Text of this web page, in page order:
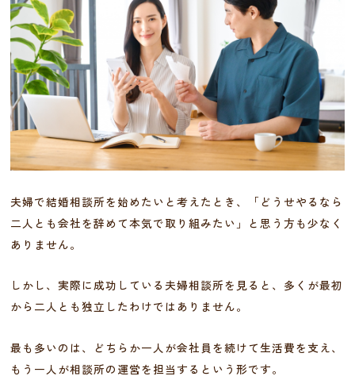
夫婦で結婚相談所を始めたいと考えたとき、「どうせやるなら
二人とも会社を辞めて本気で取り組みたい」と思う方も少なく
ありません。
しかし、実際に成功している夫婦相談所を見ると、多くが最初
から二人とも独立したわけではありません。
最も多いのは、どちらか一人が会社員を続けて生活費を支え、
もう一人が相談所の運営を担当するという形です。